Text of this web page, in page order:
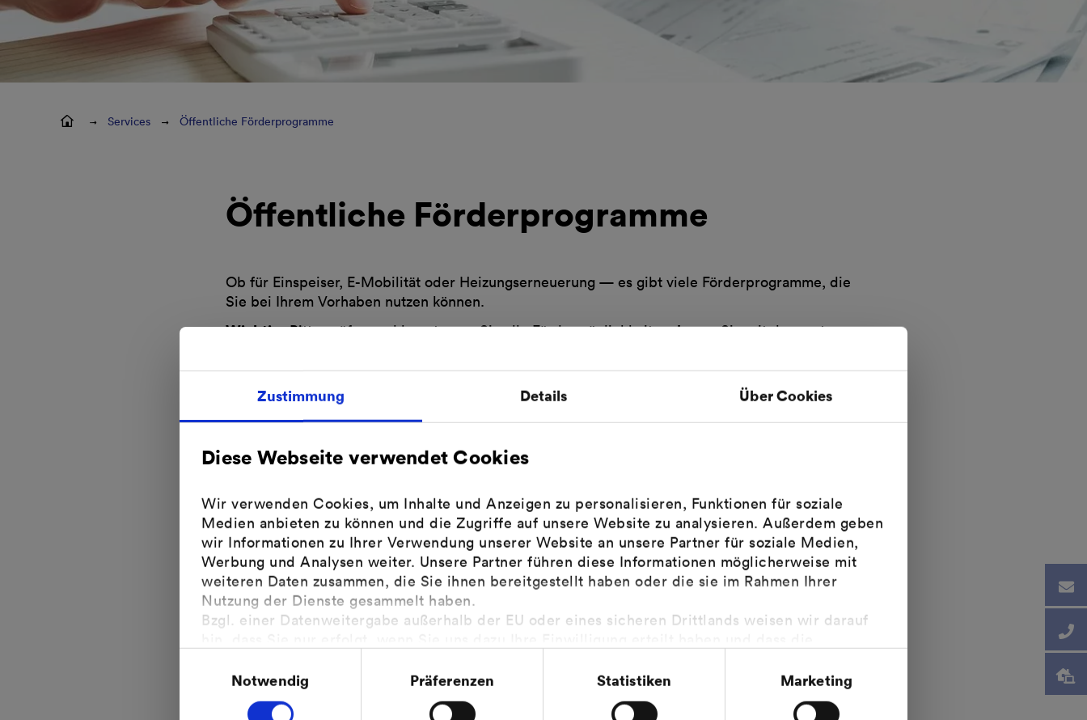
Zustimmung Details Über Cookies
Diese Webseite verwendet Cookies
Wir verwenden Cookies, um Inhalte und Anzeigen zu personalisieren, Funktionen für soziale
Medien anbieten zu können und die Zugriffe auf unsere Website zu analysieren. Außerdem geben
wir Informationen zu Ihrer Verwendung unserer Website an unsere Partner für soziale Medien,
Werbung und Analysen weiter. Unsere Partner führen diese Informationen möglicherweise mit
weiteren Daten zusammen, die Sie ihnen bereitgestellt haben oder die sie im Rahmen Ihrer
Nutzung der Dienste gesammelt haben.
Bzgl. einer Datenweitergabe außerhalb der EU oder eines sicheren Drittlands weisen wir darauf
Europäischen Gerichtshofes vom 16.07.2020 (Fall C-311/18), sogenanntes Schrems II Urteil steht.
Weitere Informationen finden Sie in unseren
Datenschutzhinweisen
Notwendig Präferenzen Statistiken Marketing
Services Öffentliche Förderprogramme
Öffentliche Förderprogramme
Ob für Einspeiser, E-Mobilität oder Heizungserneuerung — es gibt viele Förderprogramme, die
Sie bei Ihrem Vorhaben nutzen können.
Wichtig:Bitte prüfen und beantragen Sie alle Fördermöglichkeiten,bevorSie mit den ersten
mehr beantragt werden, wenn mit der Umsetzung einer Maßnahme bereits begonnen wurde.
Nachfolgend finden Sie Einrichtungen, die öffentliche Förderprogramme anbieten:
KfW-Bankengruppe
Auftrag des Bundes zinsgünstige Kredite und Zuschüsse.
Zur Website der KfW
Bundesamt für Wirtschaft und Ausfuhrkontrolle (BAFA)
Das BAFA bezuschusst Investitionen in energieeffiziente Heizungsanlagen.
Zur Website des BAFA
Die L-Bank ist die Staatsbank des Landes Baden-Württemberg. Die Förderbank unterstützt unter
anderem Investitionen in klimafreundliches Wohnen mit Zuschüssen und zinsgünstigen